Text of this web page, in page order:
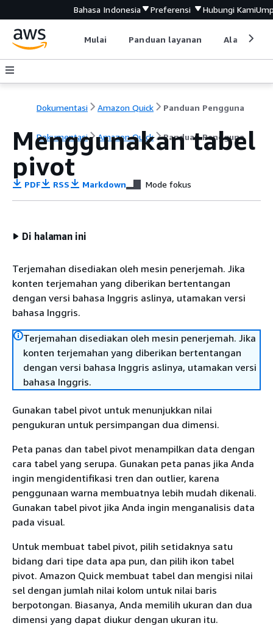
Bahasa Indonesia Preferensi Hubungi Kami
Mulai Panduan layanan Alat
Dokumentasi Amazon Quick Panduan Pengguna
Dokumentasi Amazon Quick Panduan Pengguna
Menggunakan tabel
pivot
PDF RSS Markdown Mode fokus
Di halaman ini
Terjemahan disediakan oleh mesin penerjemah. Jika
konten terjemahan yang diberikan bertentangan
dengan versi bahasa Inggris aslinya, utamakan versi
bahasa Inggris.
Terjemahan disediakan oleh mesin penerjemah. Jika
konten terjemahan yang diberikan bertentangan
dengan versi bahasa Inggris aslinya, utamakan versi
bahasa Inggris.
Gunakan tabel pivot untuk menunjukkan nilai
pengukuran untuk persimpangan dua dimensi.
Peta panas dan tabel pivot menampilkan data dengan
cara tabel yang serupa. Gunakan peta panas jika Anda
ingin mengidentifikasi tren dan outlier, karena
penggunaan warna membuatnya lebih mudah dikenali.
Gunakan tabel pivot jika Anda ingin menganalisis data
pada visual.
Untuk membuat tabel pivot, pilih setidaknya satu
bidang dari tipe data apa pun, dan pilih ikon tabel
pivot. Amazon Quick membuat tabel dan mengisi nilai
sel dengan jumlah nilai kolom untuk nilai baris
berpotongan. Biasanya, Anda memilih ukuran dan dua
dimensi yang dapat diukur dengan ukuran itu.